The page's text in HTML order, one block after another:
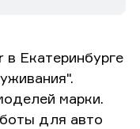
Екатеринбурге
марки.
для авто